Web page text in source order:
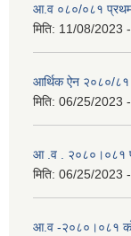
आ.व ०८०/०८१ प्रथम
मिति: 11/08/2023
आर्थिक ऐन २०८०/८१
मिति: 06/25/2023
आ .व . २०८०।०८१
मिति: 06/25/2023
आ.व -२०८०।०८१ को